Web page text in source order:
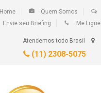
Home Quem Somos
Envie seu Briefing
Me Ligue
Atendemos todo Brasil
(11) 2308-5075